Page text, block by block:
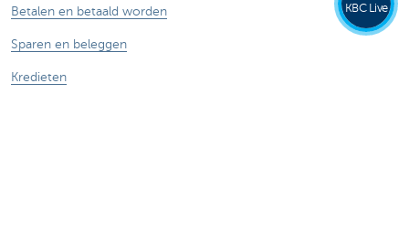
Betalen en betaald worden
Sparen en beleggen
Kredieten
KBC Live